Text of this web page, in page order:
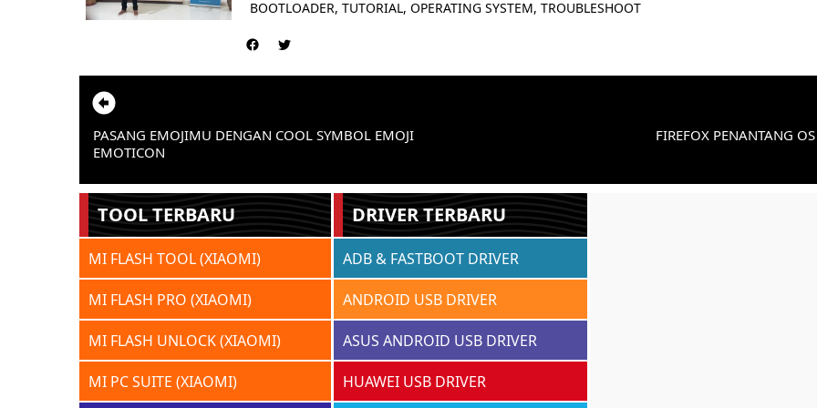
BOOTLOADER, TUTORIAL, OPERATING SYSTEM, TROUBLESHOOT
FIREFOX PENANTANG
PASANG EMOJIMU DENGAN COOL SYMBOL EMOJI
EMOTICON
TOOL TERBARU
MI FLASH TOOL (XIAOMI)
MI FLASH PRO (XIAOMI)
MI FLASH UNLOCK (XIAOMI)
MI PC SUITE (XIAOMI)
DRIVER TERBARU
ADB & FASTBOOT DRIVER
ANDROID USB DRIVER
ASUS ANDROID USB DRIVER
HUAWEI USB DRIVER